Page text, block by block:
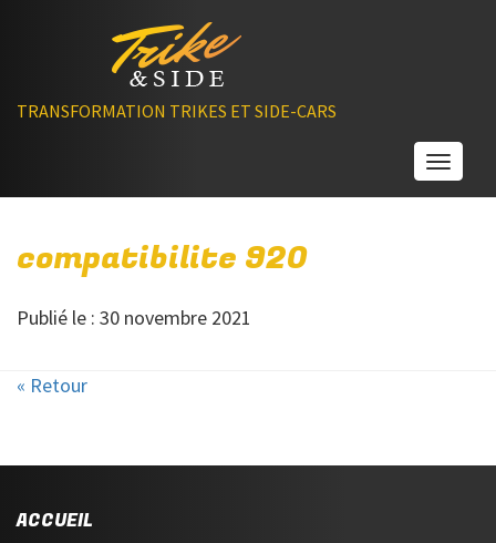
TRANSFORMATION TRIKES ET SIDE-CARS
compatibilite 920
Publié le : 30 novembre 2021
« Retour
ACCUEIL